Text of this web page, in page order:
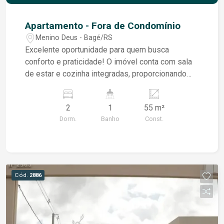
Apartamento - Fora de Condomínio
Menino Deus - Bagé/RS
Excelente oportunidade para quem busca
conforto e praticidade! O imóvel conta com sala
de estar e cozinha integradas, proporcionando
Dispõe de banheiro social e 2 dormitórios,
oferecendo um espaço ideal para casais,
pequenas famílias ou quem deseja um ambiente
agende uma visita!
2
Dorm.
1
Banho
55 m²
Const.
Cód. 2886